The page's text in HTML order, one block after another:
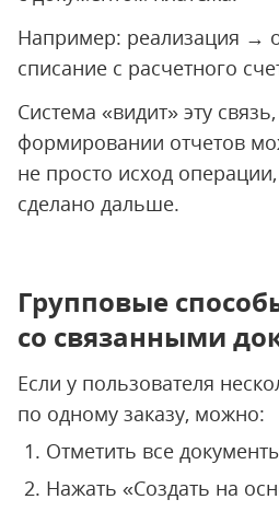
Например: реализация →
списание с расчетного
Система «видит» эту
формировании отчетов
не просто исход
сделано дальше.
Групповые
со связанными
Если у пользователя
по одному заказу, можно:
Отметить все
Нажать «Создать на